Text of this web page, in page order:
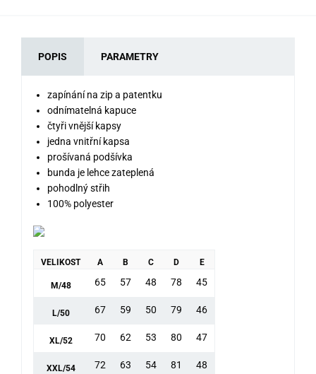
POPIS PARAMETRY
zapínání na zip a patentku
odnímatelná kapuce
čtyři vnější kapsy
jedna vnitřní kapsa
prošívaná podšívka
bunda je lehce zateplená
pohodlný střih
100% polyester
VELIKOST A B C D E
M/48 65 57 48 78 45
L/50 67 59 50 79 46
XL/52 70 62 53 80 47
XXL/54 72 63 54 81 48